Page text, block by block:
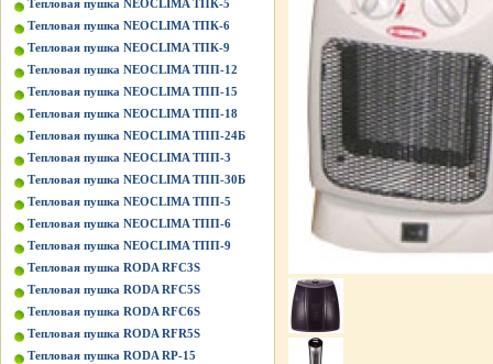
Тепловая пушка NEOCLIMA ТПК-5
Тепловая пушка NEOCLIMA ТПК-6
Тепловая пушка NEOCLIMA ТПК-9
Тепловая пушка NEOCLIMA ТПП-12
Тепловая пушка NEOCLIMA ТПП-15
Тепловая пушка NEOCLIMA ТПП-18
Тепловая пушка NEOCLIMA ТПП-24Б
Тепловая пушка NEOCLIMA ТПП-3
Тепловая пушка NEOCLIMA ТПП-30Б
Тепловая пушка NEOCLIMA ТПП-5
Тепловая пушка NEOCLIMA ТПП-6
Тепловая пушка NEOCLIMA ТПП-9
Тепловая пушка RODA RFC3S
Тепловая пушка RODA RFC5S
Тепловая пушка RODA RFC6S
Тепловая пушка RODA RFR5S
Тепловая пушка RODA RP-15